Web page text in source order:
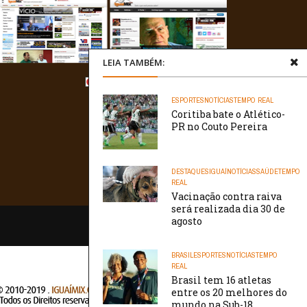
LEIA TAMBÉM:
ESPORTESNOTÍCIASTEMPO REAL
Coritiba bate o Atlético-
PR no Couto Pereira
DESTAQUESIGUAÍNOTÍCIASSAÚDETEMPO
REAL
Vacinação contra raiva
será realizada dia 30 de
agosto
BRASILESPORTESNOTÍCIASTEMPO
REAL
Brasil tem 16 atletas
entre os 20 melhores do
/// WebtivaHOSTING